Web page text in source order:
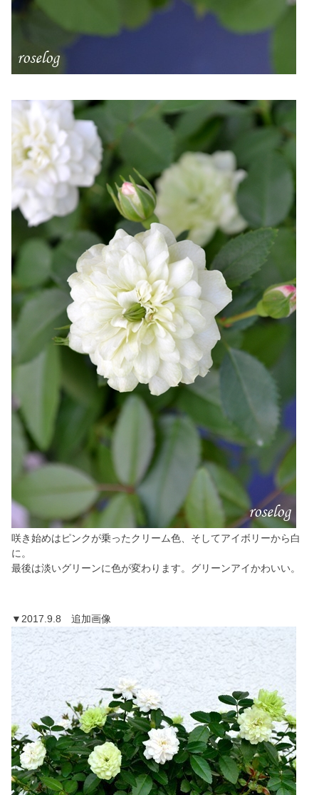
咲き始めはピンクが乗ったクリーム色、そしてアイボリーから白
に。
最後は淡いグリーンに色が変わります。グリーンアイかわいい。
▼2017.9.8 追加画像